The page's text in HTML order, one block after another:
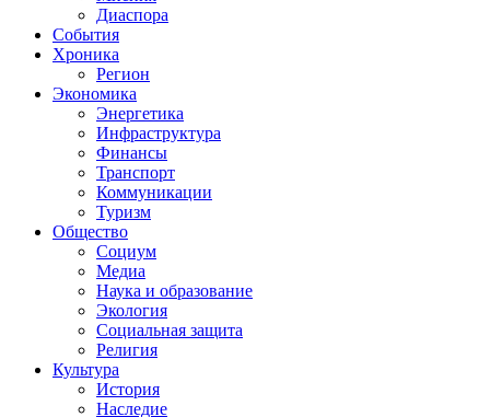
Диаспора
События
Хроника
Регион
Экономика
Энергетика
Инфраструктура
Финансы
Транспорт
Коммуникации
Туризм
Общество
Социум
Медиа
Наука и образование
Экология
Социальная защита
Религия
Культура
История
Наследие